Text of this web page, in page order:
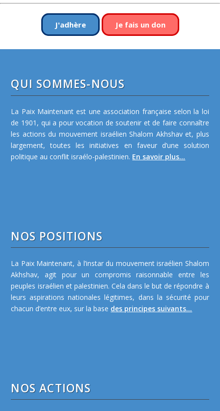
J'adhère Je fais un don
QUI SOMMES-NOUS
La Paix Maintenant est une association française selon la loi
de 1901, qui a pour vocation de soutenir et de faire connaître
les actions du mouvement israélien Shalom Akhshav et, plus
largement, toutes les initiatives en faveur d’une solution
politique au conflit israélo-palestinien. En savoir plus...
NOS POSITIONS
La Paix Maintenant, à l’instar du mouvement israélien Shalom
Akhshav, agit pour un compromis raisonnable entre les
peuples israélien et palestinien. Cela dans le but de répondre à
leurs aspirations nationales légitimes, dans la sécurité pour
chacun d’entre eux, sur la base des principes suivants...
NOS ACTIONS